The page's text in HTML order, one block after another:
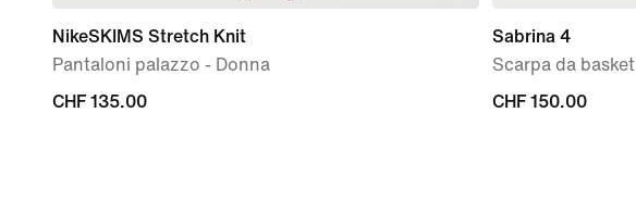
NikeSKIMS Stretch Knit
Pantaloni palazzo - Donna
CHF
CHF 135.00
Sabrina 4
Scarpa da basket
CHF
CHF 150.00